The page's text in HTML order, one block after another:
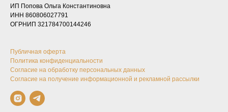
ИП Попова Ольга Константиновна
ИНН 860806027791
ОГРНИП 321784700144246
Публичная оферта
Политика конфиденциальности
Согласие на обработку персональных данных
Согласие на получение информационной и рекламной рассылки